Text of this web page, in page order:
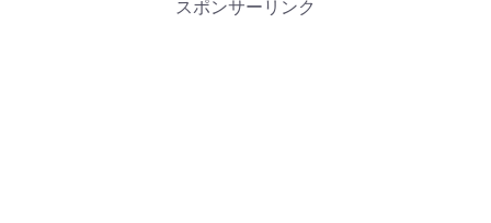
スポンサーリンク